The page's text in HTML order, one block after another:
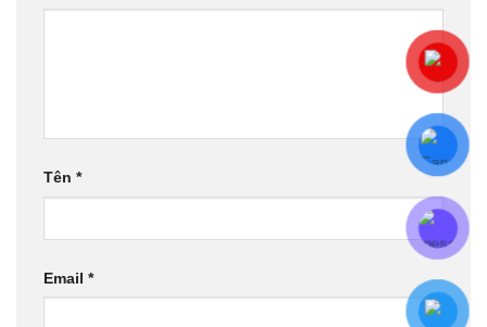
Tên *
Email *